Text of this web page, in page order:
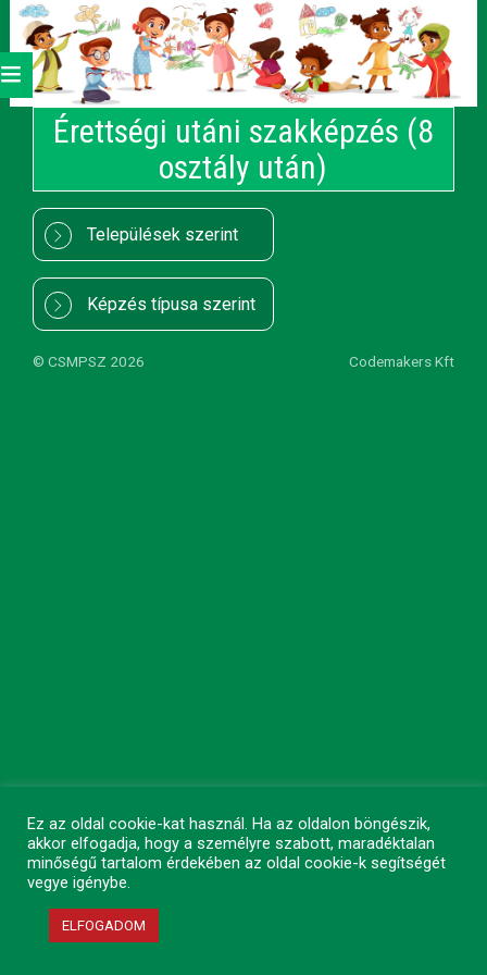
Érettségi utáni szakképzés (8
osztály után)
Települések szerint
Képzés típusa szerint
©CSMPSZ 2026 Codemakers Kft
Ez az oldal cookie-kat használ. Ha az oldalon böngészik,
akkor elfogadja, hogy a személyre szabott, maradéktalan
minőségű tartalom érdekében az oldal cookie-k segítségét
vegye igénybe.
ELFOGADOM